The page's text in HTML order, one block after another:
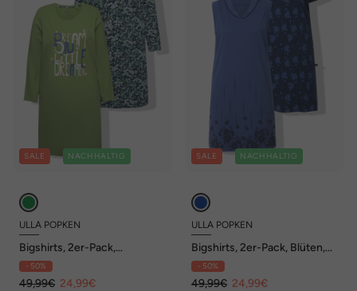
SALE NACHHALTIG
ULLA POPKEN
Bigshirts, 2er-Pack,
Rundhals/V-Ausschnitt,
Langarm
- 50%
49,99€ 24,99€
SALE NACHHALTIG
ULLA POPKEN
Bigshirts, 2er-Pack, Blüten,
V-Ausschnitt, Halbarm/
ärmellos
- 50%
49,99€ 24,99€